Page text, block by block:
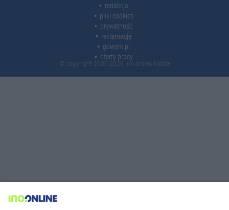
redakcja
pliki cookies
prywatność
reklamacje
gowork.pl
oferty pracy
© copyright 2000-2026 Ino-online Media